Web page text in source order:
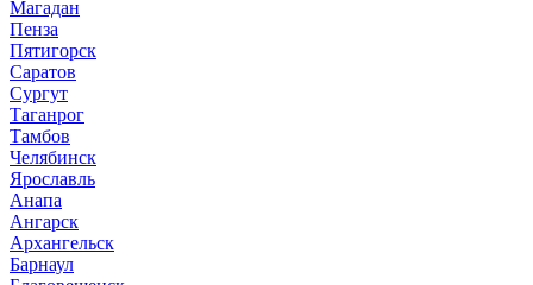
Магадан
Пенза
Пятигорск
Саратов
Сургут
Таганрог
Тамбов
Челябинск
Ярославль
Анапа
Ангарск
Архангельск
Барнаул